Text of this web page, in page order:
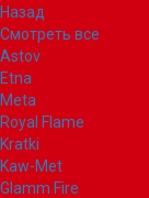
Назад
Смотреть все
Astov
Etna
Meta
Royal Flame
Kratki
Kaw-Met
Glamm Fire